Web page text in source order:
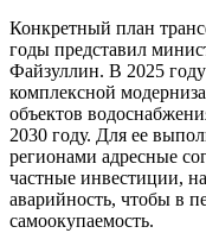
Конкретный план
годы представил
Файзуллин. В 2025
комплексной
объектов
2030 году. Для ее
регионами адресные
частные инвестиции,
аварийность, чтобы в
самоокупаемость.